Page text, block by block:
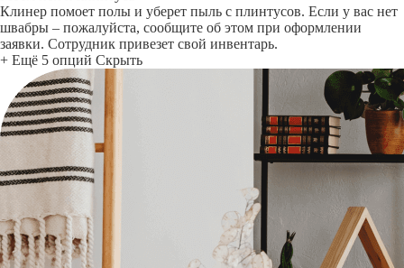
Клинер помоет полы и уберет пыль с плинтусов. Если у вас нет
швабры – пожалуйста, сообщите об этом при оформлении
заявки. Сотрудник привезет свой инвентарь.
+ Ещё 5 опций Скрыть